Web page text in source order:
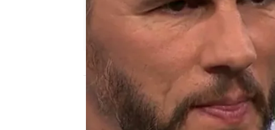
mega
Madrid
Publicado: 19 de febrero de 2019, 02:36